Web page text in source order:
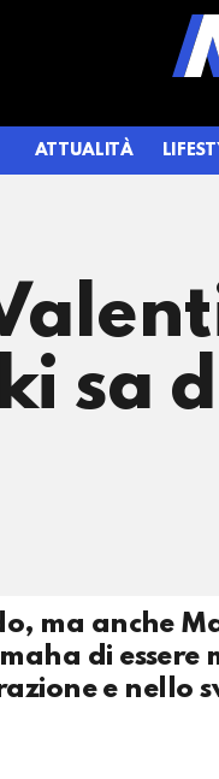
ATTUALITÀ
sa
ma anche
di
e nello